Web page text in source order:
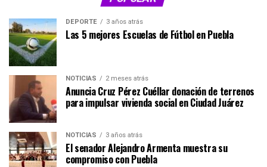
DEPORTE 3 años atrás
Las 5 mejores Escuelas de Fútbol en Puebla
NOTICIAS 2 meses atrás
Anuncia Cruz Pérez Cuéllar donación de terrenos
para impulsar vivienda social en Ciudad Juárez
NOTICIAS 3 años atrás
El senador Alejandro Armenta muestra su
compromiso con Puebla